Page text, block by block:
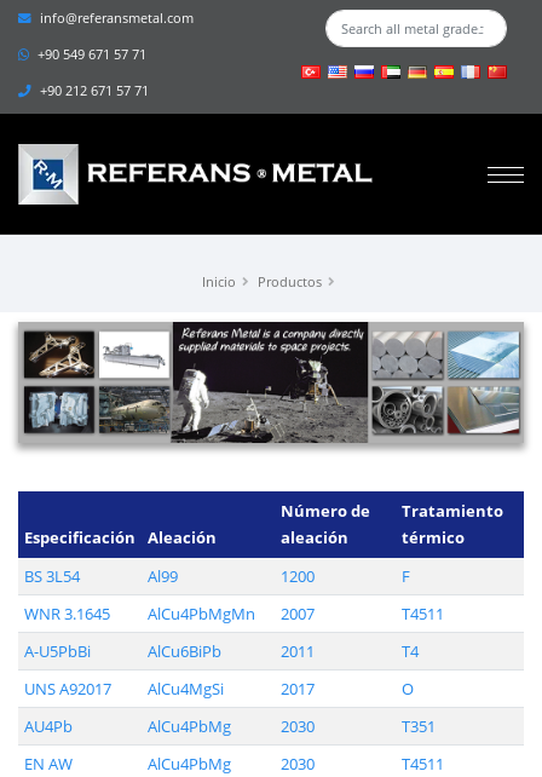
info@referansmetal.com
+90 549 671 57 71
+90 212 671 57 71
Inicio Productos
Especificación Aleación
Número de
aleación
Tratamiento
térmico
BS 3L54
Al99 1200
F
WNR 3.1645
AlCu4PbMgMn 2007
T4511
A-U5PbBi
AlCu6BiPb 2011
T4
UNS A92017
AlCu4MgSi 2017
O
AU4Pb
AlCu4PbMg 2030
T351
EN AW
AlCu4PbMg 2030
T4511